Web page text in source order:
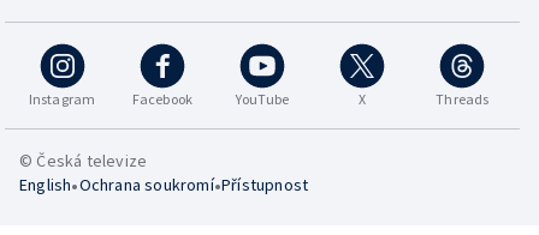
Instagram Facebook YouTube X Threads
© Česká televize
English•Ochrana soukromí•Přístupnost